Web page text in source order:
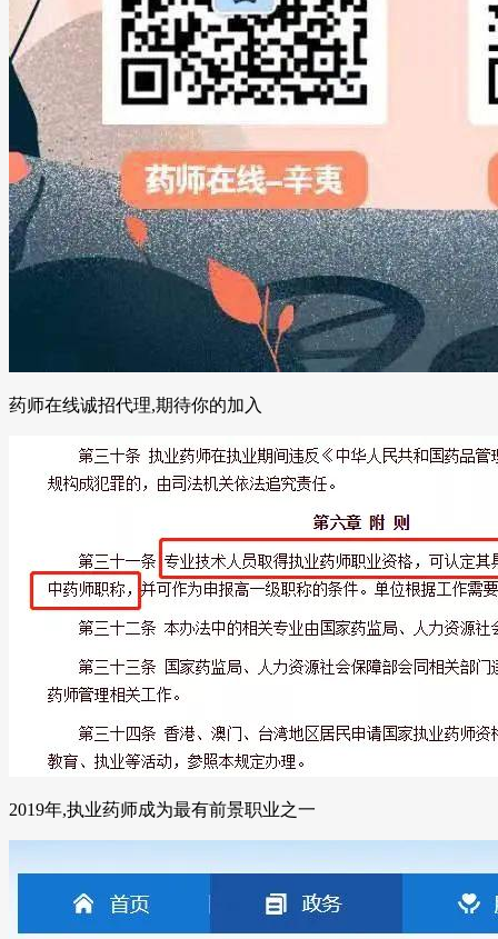
药师在线诚招代理,期待你的加入
2019年,执业药师成为最有前景职业之一